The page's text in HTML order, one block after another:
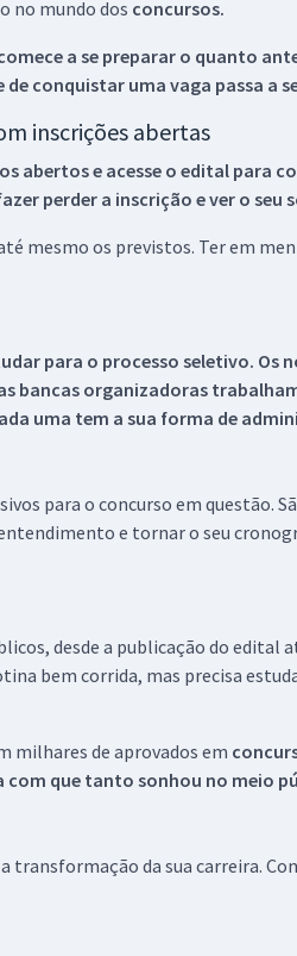
no mundo dos concursos.
a se preparar o quanto
de conquistar uma vaga passa a
inscrições abertas
abertos e acesse o edital para
perder a inscrição e ver o seu
mesmo os previstos. Ter em
para o processo seletivo.
bancas organizadoras
uma tem a sua forma de
para o concurso em
e tornar o seu
desde a publicação do
bem corrida, mas precisa
milhares de aprovados em
com que tanto sonhou no meio
transformação da sua carreira.